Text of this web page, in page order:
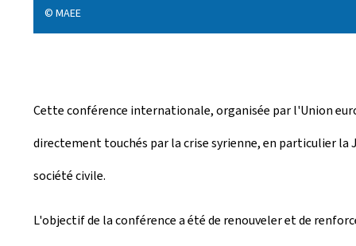
e
© MAEE
Cette conférence internationale, organisée par l'Union
directement touchés par la crise syrienne, en particulier la
société civile.
L'objectif de la conférence a été de renouveler et de